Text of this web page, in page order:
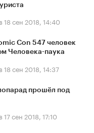
18 сен 2018, 14:40
Con 547 человек
Человека-паука
18 сен 2018, 14:37
прошёл под
17 сен 2018, 17:10